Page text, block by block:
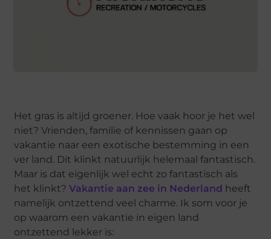
Het gras is altijd groener. Hoe vaak hoor je het wel
niet? Vrienden, familie of kennissen gaan op
vakantie naar een exotische bestemming in een
ver land. Dit klinkt natuurlijk helemaal fantastisch.
Maar is dat eigenlijk wel echt zo fantastisch als
het klinkt?Vakantie aan zee in Nederland heeft
namelijk ontzettend veel charme. Ik som voor je
op waarom een vakantie in eigen land
ontzettend lekker is: